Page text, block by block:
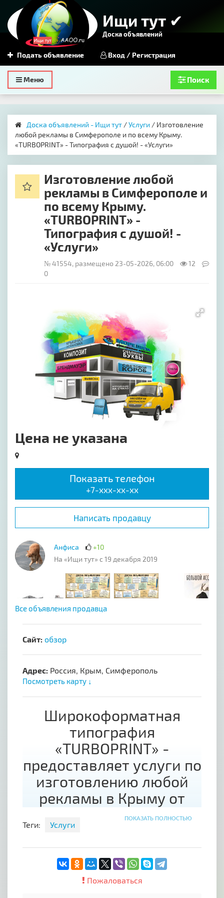
Ищи тут ✔
Доска объявлений
Подать объявление Вход / Регистрация
Toggle
navigation
Меню Поиск
Доска объявлений - Ищи тут /Услуги / ​Изготовление
любой рекламы в Симферополе и по всему Крыму.
«TURBOPRINT» - Типография с душой! - «Услуги»
​Изготовление любой
рекламы в Симферополе и
по всему Крыму.
«TURBOPRINT» -
Типография с душой! -
«Услуги»
№ 41554, размещено 23-05-2026, 06:00
12
0
Цена не указана
Показать телефон
+7-xxx-xx-xx
Написать продавцу
Анфиса
+10
На «Ищи тут» с 19 декабря 2019
Все объявления продавца
Сайт: обзор
Адрес: Россия, Крым, Симферополь
Посмотреть карту ↓
Широкоформатная
типография
«TURBOPRINT» -
предоставляет услуги по
изготовлению любой
рекламы в Крыму от
производителя!
- Печать на баннере и баннерной сетке,
- Печать на пленке оракал и перфорированной
- Интерьерная и ультрафиолетовая печать (уф
ПОКАЗАТЬ ПОЛНОСТЬЮ
Теги: Услуги
Пожаловаться